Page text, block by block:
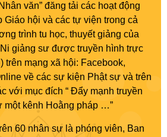
văn” đăng tải các hoạt động
Giáo hội và các tự viện trong cả
trình tu học, thuyết giảng của
giảng sư được truyền hình trực
trên mạng xã hội: Facebook,
về các sự kiện Phật sự và trên
với mục đích “ Đẩy mạnh truyền
một kênh Hoằng pháp …”
60 nhân sự là phóng viên, Ban